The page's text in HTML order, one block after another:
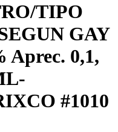
TIPO
GAY
Aprec. 0,1,
#1010